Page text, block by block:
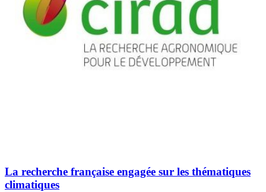
La recherche française engagée sur les thématiques
climatiques